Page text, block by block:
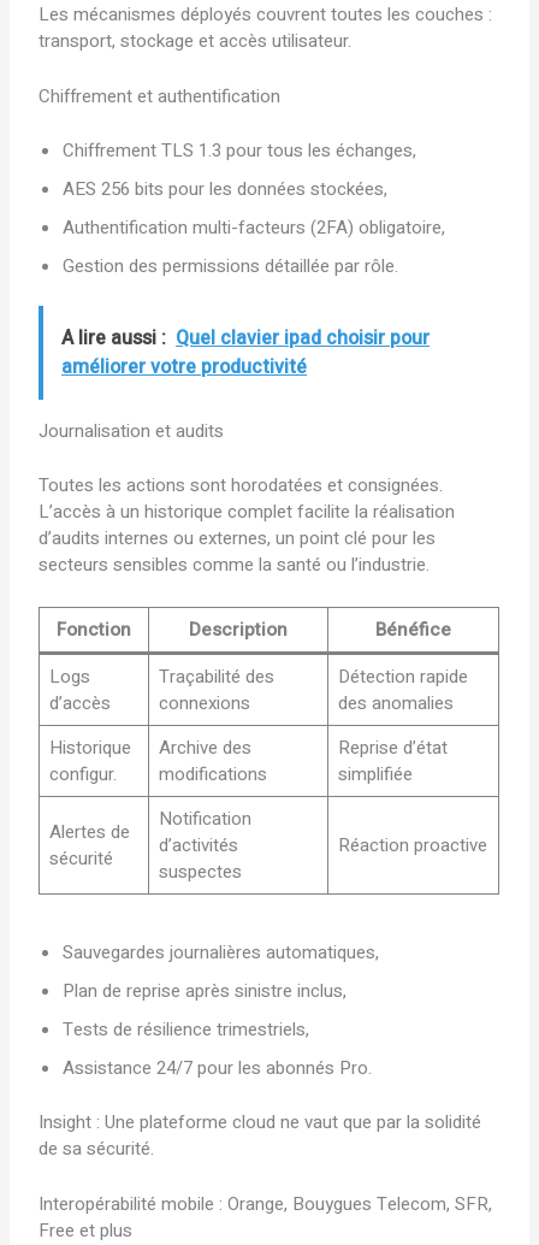
Les mécanismes déployés couvrent toutes les couches :
transport, stockage et accès utilisateur.
Chiffrement et authentification
Chiffrement TLS 1.3 pour tous les échanges,
AES 256 bits pour les données stockées,
Authentification multi-facteurs (2FA) obligatoire,
Gestion des permissions détaillée par rôle.
A lire aussi : Quel clavier ipad choisir pour
améliorer votre productivité
Journalisation et audits
Toutes les actions sont horodatées et consignées.
L’accès à un historique complet facilite la réalisation
d’audits internes ou externes, un point clé pour les
secteurs sensibles comme la santé ou l’industrie.
Fonction Description
Bénéfice
Logs
d’accès
Traçabilité des
connexions
Détection rapide
des anomalies
Historique
configur.
Archive des
modifications
Reprise d’état
simplifiée
Alertes de
sécurité
Notification
d’activités
suspectes
Réaction proactive
Sauvegardes journalières automatiques,
Plan de reprise après sinistre inclus,
Tests de résilience trimestriels,
Assistance 24/7 pour les abonnés Pro.
Insight : Une plateforme cloud ne vaut que par la solidité
de sa sécurité.
Interopérabilité mobile : Orange, Bouygues Telecom, SFR,
Free et plus